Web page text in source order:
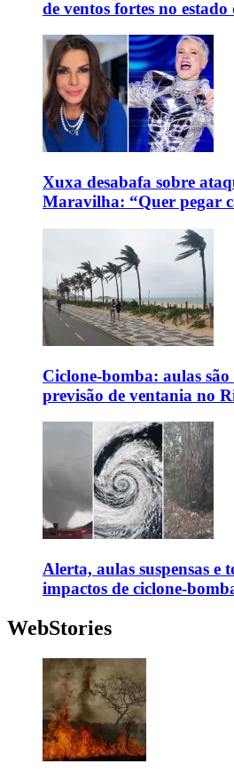
de ventos fortes no estado
Xuxa desabafa sobre
Maravilha: “Quer pegar
Ciclone-bomba: aulas são
previsão de ventania no
Alerta, aulas suspensas e
impactos de ciclone-
WebStories